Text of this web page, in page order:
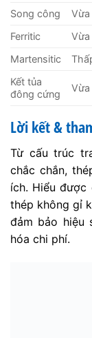
Song công
Ferritic
Martensitic
Kết tủa
đông cứng
Lời kết &
Từ cấu trúc
chắc chắn,
ích. Hiểu
thép không gỉ
đảm bảo hiệu
hóa chi phí.